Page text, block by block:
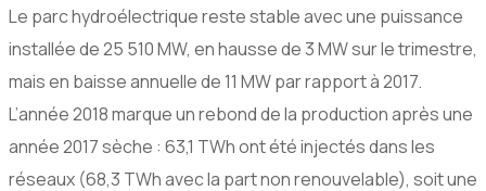
Le parc hydroélectrique reste stable avec une puissance
installée de 25 510 MW, en hausse de 3 MW sur le trimestre,
mais en baisse annuelle de 11 MW par rapport à 2017.
L’année 2018 marque un rebond de la production après une
année 2017 sèche : 63,1 TWh ont été injectés dans les
réseaux (68,3 TWh avec la part non renouvelable), soit une